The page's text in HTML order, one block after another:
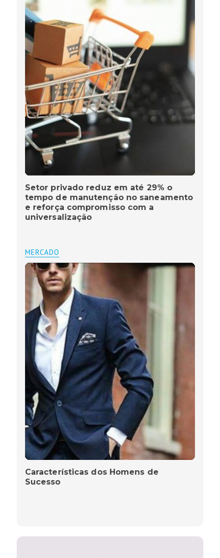
Setor privado reduz em até 29% o
tempo de manutenção no saneamento
e reforça compromisso com a
universalização
MERCADO
Características dos Homens de
Sucesso